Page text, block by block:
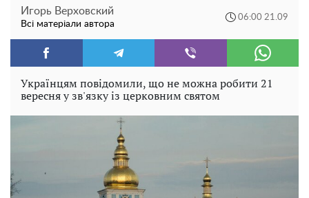
Игорь Верховский
Всі матеріали автора
06:00 21.09
Українцям повідомили, що не можна робити 21
вересня у зв'язку із церковним святом